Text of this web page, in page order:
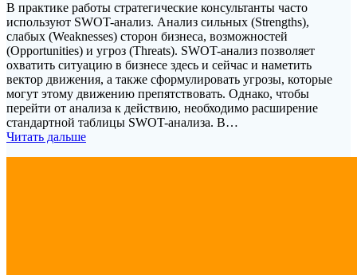
В практике работы стратегические консультанты часто
используют SWOT-анализ. Анализ сильных (Strengths),
слабых (Weaknesses) сторон бизнеса, возможностей
(Opportunities) и угроз (Threats). SWOT-анализ позволяет
охватить ситуацию в бизнесе здесь и сейчас и наметить
вектор движения, а также сформулировать угрозы, которые
могут этому движению препятствовать. Однако, чтобы
перейти от анализа к действию, необходимо расширение
стандартной таблицы SWOT-анализа. В…
Читать дальше